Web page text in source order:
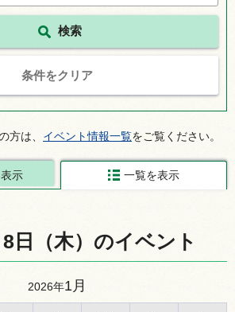
条件をクリア
方は、 イベント情報一覧をご覧ください。
示 一覧を表示
日（木）のイベント
2026年1月